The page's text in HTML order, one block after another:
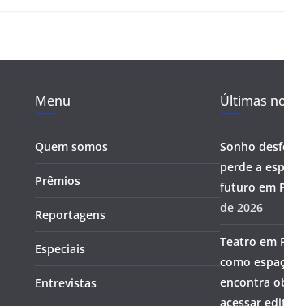
Menu
Quem somos
Prêmios
Reportagens
Especiais
Entrevistas
Últimas
Sonho
perde a
futuro em
de 2026
Teatro em
como
encontra
acessar